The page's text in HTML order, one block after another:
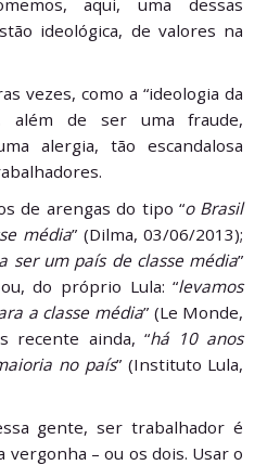
ideológica, de valores na
vezes, como a “ideologia da
além de ser uma fraude,
alergia, tão escandalosa
de arengas do tipo “o Brasil
média” (Dilma, 03/06/2013);
ser um país de classe média”
do próprio Lula: “levamos
a classe média” (Le Monde,
recente ainda, “há 10 anos
no país” (Instituto Lula,
gente, ser trabalhador é
vergonha – ou os dois. Usar o